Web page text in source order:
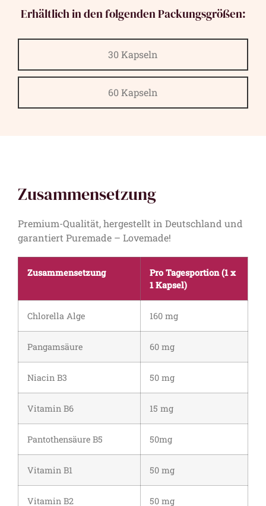
Erhältlich in den folgenden Packungsgrößen:
30 Kapseln
60 Kapseln
Zusammensetzung
Premium-Qualität, hergestellt in Deutschland und
garantiert Puremade – Lovemade!
Zusammensetzung
Pro Tagesportion (1 x
1 Kapsel)
Chlorella Alge 160 mg
Pangamsäure 60 mg
Niacin B3 50 mg
Vitamin B6 15 mg
Pantothensäure B5 50mg
Vitamin B1 50 mg
Vitamin B2 50 mg